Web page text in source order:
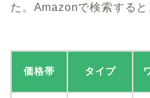
た。Amazonで検索する
価格帯 タイプ